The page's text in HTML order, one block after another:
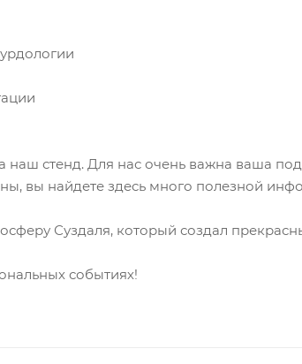
наш стенд. Для нас очень важна ваша
вы найдете здесь много полезной
Суздаля, который создал
событиях!